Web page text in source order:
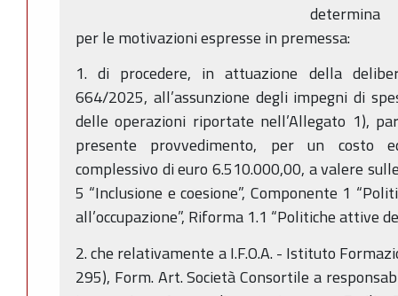
determina
per le motivazioni espresse in premessa:
1. di procedere, in attuazione della
664/2025, all’assunzione degli impegni di
delle operazioni riportate nell’Allegato 1),
presente provvedimento, per un costo
complessivo di euro 6.510.000,00, a valere
5 “Inclusione e coesione”, Componente 1
all’occupazione”, Riforma 1.1 “Politiche attive
2. che relativamente a I.F.O.A. - Istituto
295), Form. Art. Società Consortile a